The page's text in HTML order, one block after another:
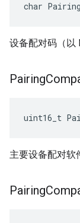
char
设备配对码（以
Pairing
uint16_t
主要设备配对软
Pairing